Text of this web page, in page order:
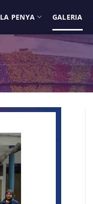
LA PENYA GALERIA